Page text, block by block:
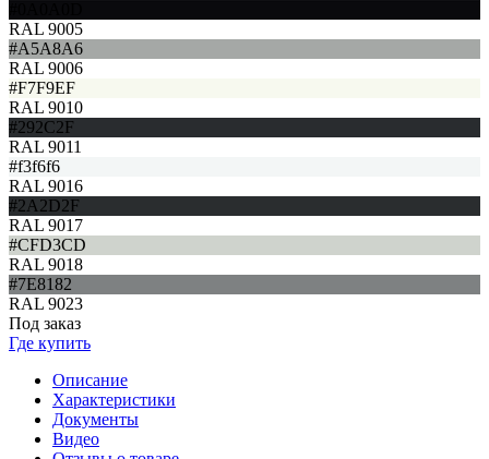
RAL 9005
#A5A8A6
RAL 9006
#F7F9EF
RAL 9010
#292C2F
RAL 9011
#f3f6f6
RAL 9016
#2A2D2F
RAL 9017
#CFD3CD
RAL 9018
#7E8182
RAL 9023
Под заказ
Где купить
Описание
Характеристики
Документы
Видео